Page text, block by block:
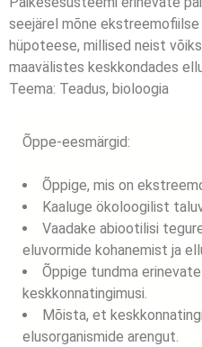
seejärel mõne
hüpoteese, millised neist
maavälistes keskkondades
Teema: Teadus, bioloogia
Õppe-eesmärgid:
Õppige, mis on
Kaaluge ökoloogilist
Vaadake abiootilisi
eluvormide kohanemist ja
Õppige tundma
keskkonnatingimusi.
Mõista, et
elusorganismide arengut.